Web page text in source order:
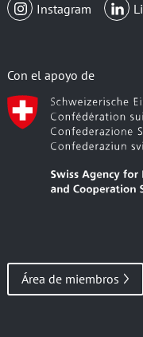
Instagram
Con el apoyo de
Área de miembros